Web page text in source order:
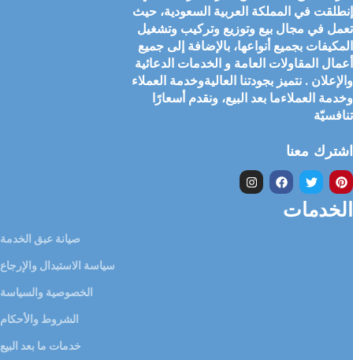
إنطلقت في المملكة العربية السعودية، حيث
تعمل في مجال بيع وتوزيع وتركيب وتشغيل
المكيفات بجميع أنواعها، بالإضافة إلى جميع
أعمال المقاولات العامة و الخدمات الدعائية
والإعلان . نتميز بجودتنا العاليةوخدمة العملاء
وخدمة العملاءما بعد البيع، ونقدم أسعارًا
تنافسيّة
اشترك معنا
الخدمات
صيانة عبق الخدمة
سياسة الاستبدال والإرجاع
الخصوصية والسياسة
الشروط والأحكام
خدمات ما بعد البيع